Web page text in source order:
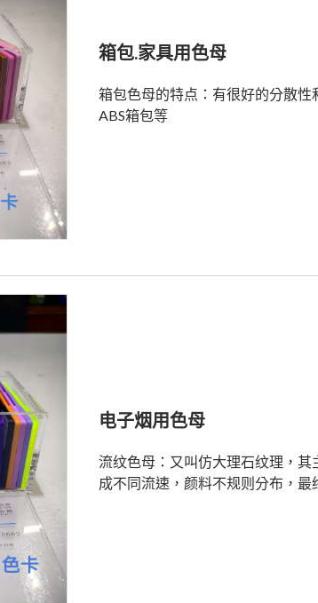
箱包.家具用色母
箱包色母的特点：有很好的分散性
ABS箱包等
电子烟用色母
流纹色母：又叫仿大理石纹理，
成不同流速，颜料不规则分布，最